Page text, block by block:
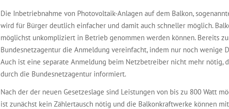
Die Inbetriebnahme von Photovoltaik-Anlagen auf dem Balkon,
wird für Bürger deutlich einfacher und damit auch schneller möglich.
möglichst unkompliziert in Betrieb genommen werden können. Bereits
Bundesnetzagentur die Anmeldung vereinfacht, indem nur noch wenige
Auch ist eine separate Anmeldung beim Netzbetreiber nicht mehr nötig,
durch die Bundesnetzagentur informiert.
Nach der der neuen Gesetzeslage sind Leistungen von bis zu 800 Watt
ist zunächst kein Zählertausch nötig und die Balkonkraftwerke können